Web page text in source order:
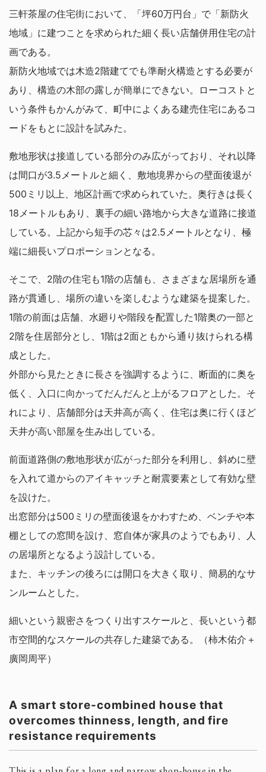
三軒茶屋の住宅街において、「坪60万円台」で「新防火
地域」に建つことを求められた細く長い店舗併用住宅の計
画である。
新防火地域では木造2階建てでも準耐火構造とする必要が
あり、構造の木部の露しが簡単にできない。ローコストと
いう条件もかんがみて、町中によくある建売住宅にあるコ
ードをもとに設計を試みた。
敷地形状は接道している部分のみ広がっており、それ以降
は間口が3.5メートルと細く、敷地境界からの壁面後退が
500ミリ以上、地区計画で求められていた。奥行きは長く
18メートルもあり、裏手の細い路地から大きな道路に接道
している。上記から短手の芯々は2.5メートルとなり、極
端に細長いプロポーションとなる。
そこで、2階の住宅も1階の店舗も、さまざまな居場所を通
路が貫通し、場所の違いを楽しむような建築を提案した。
1階の前面は店舗、水廻りや階段を配置した1階奥の一部と
2階を住居部分とし、1階は2面ともから通り抜けられる構
成とした。
外部から見たときに長さを強調するように、断面的に奥を
低く、入口に向かってだんだんと上がるフロアとした。そ
れにより、店舗部分は天井高が高く、住宅は奥に行くほど
天井が高い部屋を生み出している。
前面道路側の敷地形状が広がった部分を利用し、斜めに壁
を入れて道からのアイキャッチと耐震要素として有効な壁
を設けた。
出窓部分は500ミリの壁面後退をかわすため、ベンチや本
棚としての窓間を設け、窓自体が家具のようでもあり、人
の居場所となるよう設計している。
また、キッチンの後ろには開口を大きく取り、簡易的なサ
ンルームとした。
細いという親密さをつくり出すスケールと、長いという都
市空間的なスケールの共存した建築である。（柿木佑介＋
廣岡周平）
A smart store-combined house that
overcomes thinness, length, and fire
resistance requirements